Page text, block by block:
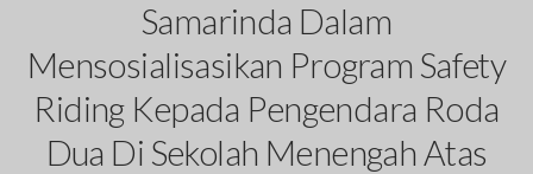
Samarinda Dalam
Mensosialisasikan Program Safety
Riding Kepada Pengendara Roda
Dua Di Sekolah Menengah Atas